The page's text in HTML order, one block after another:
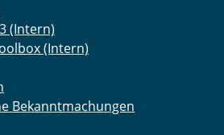
(Intern)
(Intern)
Bekanntmachungen